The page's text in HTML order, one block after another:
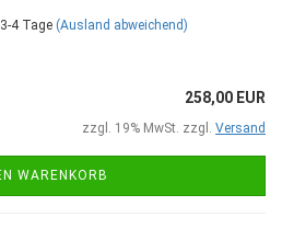
4 Tage (Ausland abweichend)
258,00 EUR
zzgl. 19% MwSt. zzgl. Versand
WARENKORB